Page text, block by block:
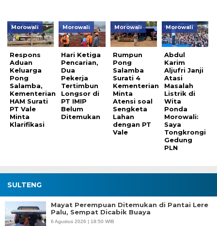
Morowali
Respons
Aduan
Keluarga
Pong
Salamba,
Kementerian
HAM Surati
PT Vale
Minta
Klarifikasi
Morowali
Hari Ketiga
Pencarian,
Dua
Pekerja
Tertimbun
Longsor di
PT IMIP
Belum
Ditemukan
Morowali
Rumpun
Pong
Salamba
Surati 4
Kementerian
Minta
Atensi soal
Sengketa
Lahan
dengan PT
Vale
Morowali
Abdul
Karim
Aljufri Janji
Atasi
Masalah
Listrik di
Wita
Ponda
Morowali:
Saya
Tongkrongi
Gedung
PLN
SULTENG
Mayat Perempuan Ditemukan di Pantai Lere
Palu, Sempat Dicabik Buaya
6 Agustus 2026 | 18:50 WIB